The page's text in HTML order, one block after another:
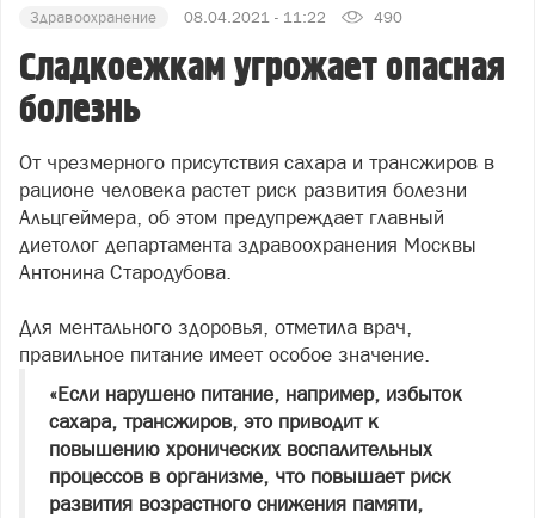
Здравоохранение 08.04.2021 - 11:22 490
Сладкоежкам угрожает опасная
болезнь
От чрезмерного присутствия сахара и трансжиров в
рационе человека растет риск развития болезни
Альцгеймера, об этом предупреждает главный
диетолог департамента здравоохранения Москвы
Антонина Стародубова.
Для ментального здоровья, отметила врач,
правильное питание имеет особое значение.
«Если нарушено питание, например, избыток
сахара, трансжиров, это приводит к
повышению хронических воспалительных
процессов в организме, что повышает риск
развития возрастного снижения памяти,